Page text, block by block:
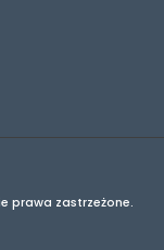
prawa zastrzeżone.